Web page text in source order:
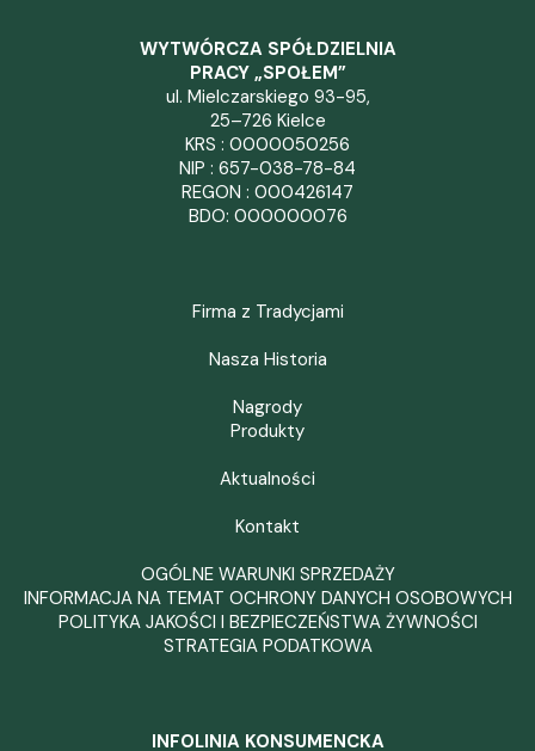
WYTWÓRCZA SPÓŁDZIELNIA
PRACY „SPOŁEM”
ul. Mielczarskiego 93-95,
25–726 Kielce
KRS : 0000050256
NIP : 657-038-78-84
REGON : 000426147
BDO: 000000076
Firma z Tradycjami
Nasza Historia
Nagrody
Produkty
Aktualności
Kontakt
OGÓLNE WARUNKI SPRZEDAŻY
INFORMACJA NA TEMAT OCHRONY DANYCH OSOBOWYCH
POLITYKA JAKOŚCI I BEZPIECZEŃSTWA ŻYWNOŚCI
STRATEGIA PODATKOWA
INFOLINIA KONSUMENCKA